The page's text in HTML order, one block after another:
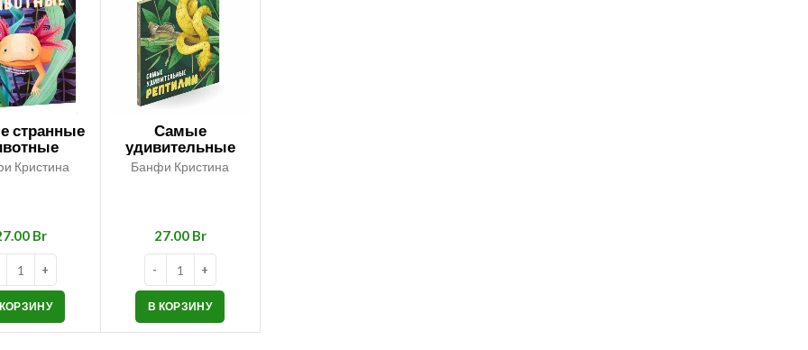
странные
Кристина
Br
Самые
удивительные
рептилии
Банфи Кристина
Br
В КОРЗИНУ